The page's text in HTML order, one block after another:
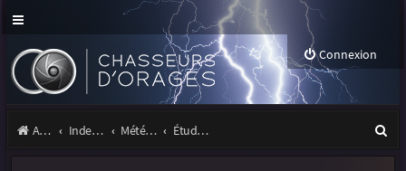
Connexion
Accueil Index du forum Météo et climatologie des orages Étude de phénomènes orageux
e